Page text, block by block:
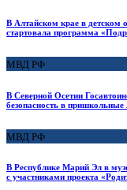
В Алтайском крае в детском
стартовала программа
МВД РФ
В Северной Осетии
безопасность в пришкольные
МВД РФ
В Республике Марий Эл в
с участниками проекта